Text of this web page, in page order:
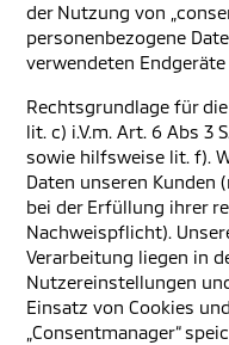
der Nutzung von
personenbezogene
verwendeten
Rechtsgrundlage für die
lit. c) i.V.m. Art. 6 Abs 3
sowie hilfsweise lit. f).
Daten unseren Kunden
bei der Erfüllung ihrer
Nachweispflicht).
Verarbeitung liegen in
Nutzereinstellungen
Einsatz von Cookies
„Consentmanager“